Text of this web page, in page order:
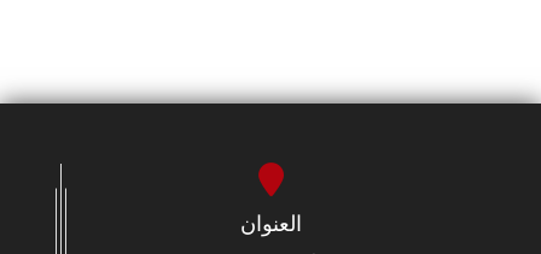
العنوان